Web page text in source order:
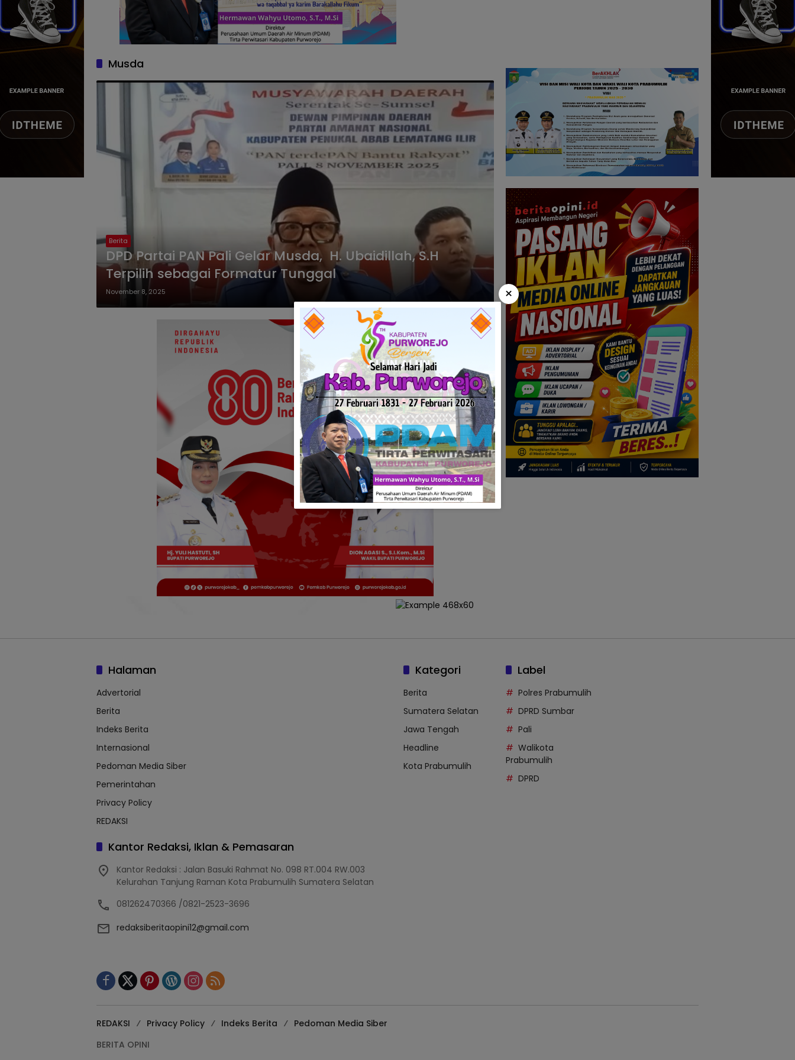
Musda
Berita
DPD Partai PAN Pali Gelar Musda, H. Ubaidillah, S.H
Terpilih sebagai Formatur Tunggal
November 8, 2025
Halaman
Advertorial
Berita
Indeks Berita
Internasional
Pedoman Media Siber
Pemerintahan
Privacy Policy
REDAKSI
Kantor Redaksi, Iklan & Pemasaran
Kantor Redaksi : Jalan Basuki Rahmat No. 098 RT.004 RW.003
Kelurahan Tanjung Raman Kota Prabumulih Sumatera Selatan
081262470366 /0821-2523-3696
redaksiberitaopini12@gmail.com
Kategori
Berita
Sumatera Selatan
Jawa Tengah
Headline
Kota Prabumulih
Label
Polres Prabumulih
DPRD Sumbar
Pali
Walikota
Prabumulih
DPRD
REDAKSI Privacy Policy Indeks Berita
Pedoman Media Siber
BERITA OPINI
×